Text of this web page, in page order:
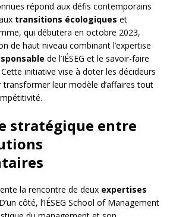
répond aux défis contemporains
transitions écologiques et
qui débutera en octobre 2023,
de haut niveau combinant l’expertise
de l’IÉSEG et le savoir-faire
initiative vise à doter les décideurs
transformer leur modèle d’affaires tout
stratégique entre
la rencontre de deux expertises
côté, l’IÉSEG School of Management